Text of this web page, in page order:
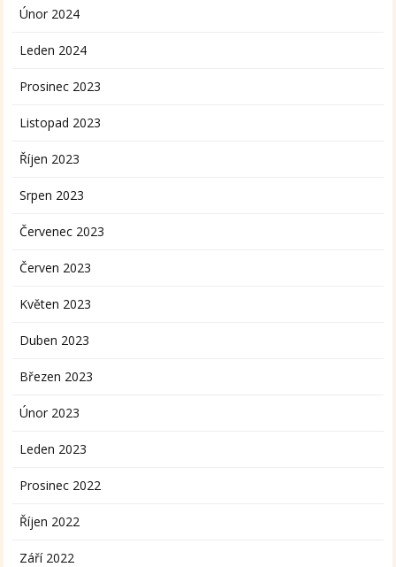
Únor 2024
Leden 2024
Prosinec 2023
Listopad 2023
Říjen 2023
Srpen 2023
Červenec 2023
Červen 2023
Květen 2023
Duben 2023
Březen 2023
Únor 2023
Leden 2023
Prosinec 2022
Říjen 2022
Září 2022